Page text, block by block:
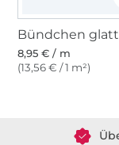
8,95 € / m
(13,56 € / 1 m²)